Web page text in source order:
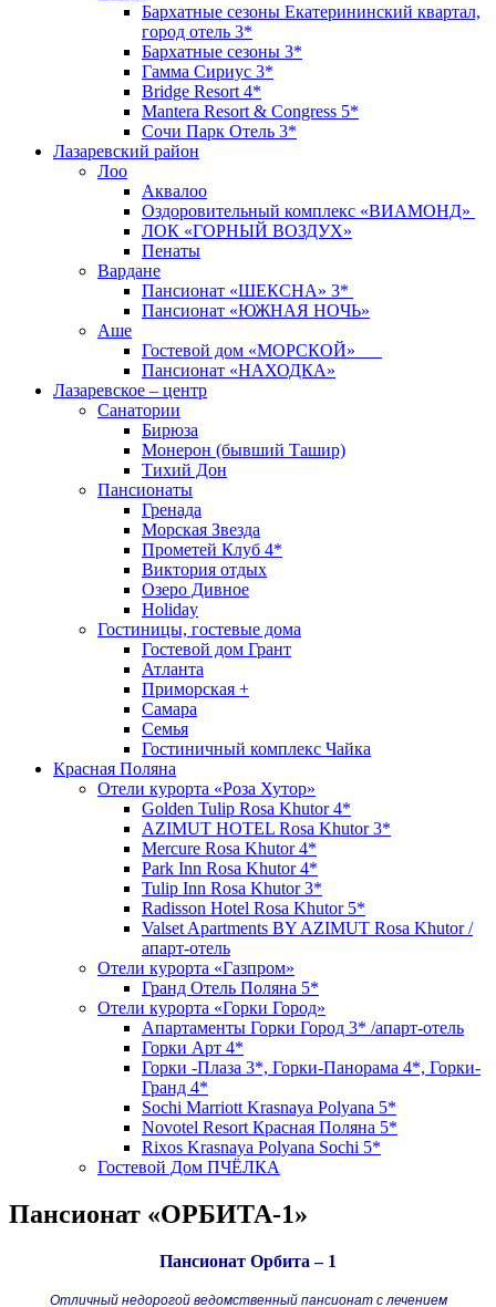
Бархатные сезоны Екатерининский квартал,
город отель 3*
Бархатные сезоны 3*
Гамма Сириус 3*
Bridge Resort 4*
Mantera Resort & Congress 5*
Сочи Парк Отель 3*
Лазаревский район
Лоо
Аквалоо
Оздоровительный комплекс «ВИАМОНД»
ЛОК «ГОРНЫЙ ВОЗДУХ»
Пенаты
Вардане
Пансионат «ШЕКСНА» 3*
Пансионат «ЮЖНАЯ НОЧЬ»
Аше
Гостевой дом «МОРСКОЙ»
Пансионат «НАХОДКА»
Лазаревское – центр
Санатории
Бирюза
Монерон (бывший Ташир)
Тихий Дон
Пансионаты
Гренада
Морская Звезда
Прометей Клуб 4*
Виктория отдых
Озеро Дивное
Holiday
Гостиницы, гостевые дома
Гостевой дом Грант
Атланта
Приморская +
Самара
Семья
Гостиничный комплекс Чайка
Красная Поляна
Отели курорта «Роза Хутор»
Golden Tulip Rosa Khutor 4*
AZIMUT HOTEL Rosa Khutor 3*
Mercure Rosa Khutor 4*
Park Inn Rosa Khutor 4*
Tulip Inn Rosa Khutor 3*
Radisson Hotel Rosa Khutor 5*
Valset Apartments BY AZIMUT Rosa Khutor /
апарт-отель
Отели курорта «Газпром»
Гранд Отель Поляна 5*
Отели курорта «Горки Город»
Апартаменты Горки Город 3* /апарт-отель
Горки Арт 4*
Горки -Плаза 3*, Горки-Панорама 4*, Горки-
Гранд 4*
Sochi Marriott Krasnaya Polyana 5*
Novotel Resort Красная Поляна 5*
Rixos Krasnaya Polyana Sochi 5*
Гостевой Дом ПЧЁЛКА
Пансионат «ОРБИТА-1»
Пансионат Орбита – 1
Отличный недорогой ведомственный пансионат с лечением